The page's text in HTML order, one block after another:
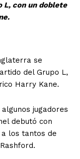
L, con un doblete
se
del Grupo L,
Harry Kane.
jugadores
debutó con
los tantos de